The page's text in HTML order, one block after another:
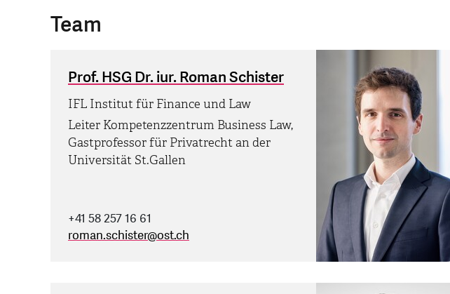
Team
Prof. HSG Dr. iur. Roman Schister
IFL Institut für Finance und Law
Leiter Kompetenzzentrum Business Law,
Gastprofessor für Privatrecht an der
Universität St.Gallen
+41 58 257 16 61
roman.schister@ost.ch